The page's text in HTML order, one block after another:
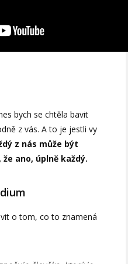
bych se chtěla bavit
z vás. A to je jestli vy
z nás může být
ano, úplně každý.
o tom, co to znamená